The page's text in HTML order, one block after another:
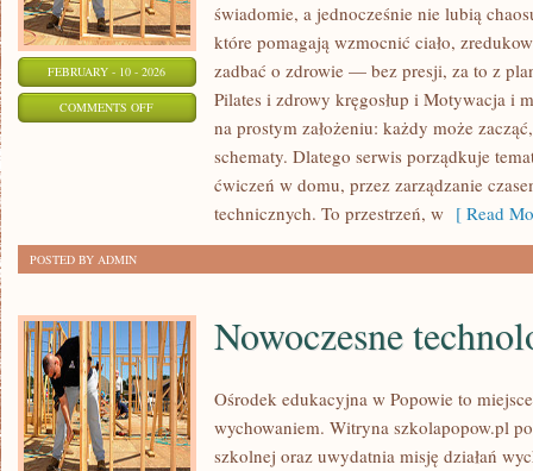
FEBRUARY - 10 - 2026
COMMENTS OFFON
świadomie, a jednocześnie nie lubią
które pomagają wzmocnić ciało,
zadbać o zdrowie — bez presji, za to z
Pilates i zdrowy kręgosłup i Motywacja i
na prostym założeniu: każdy może
schematy. Dlatego serwis porządkuje
ćwiczeń w domu, przez zarządzanie
technicznych. To przestrzeń, w [ Read
POSTED BY ADMIN
Nowoczesne
Ośrodek edukacyjna w Popowie to
wychowaniem. Witryna szkolapopow.pl
szkolnej oraz uwydatnia misję działań